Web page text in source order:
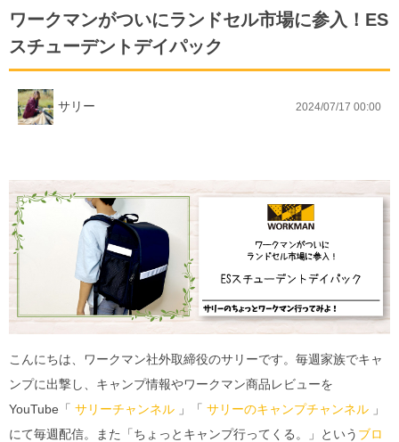
ワークマンがついにランドセル市場に参入！ES
スチューデントデイパック
サリー 2024/07/17 00:00
こんにちは、ワークマン社外取締役のサリーです。毎週家族でキャ
ンプに出撃し、キャンプ情報やワークマン商品レビューを
YouTube「 サリーチャンネル 」「 サリーのキャンプチャンネル 」
にて毎週配信。また「ちょっとキャンプ行ってくる。」という ブロ